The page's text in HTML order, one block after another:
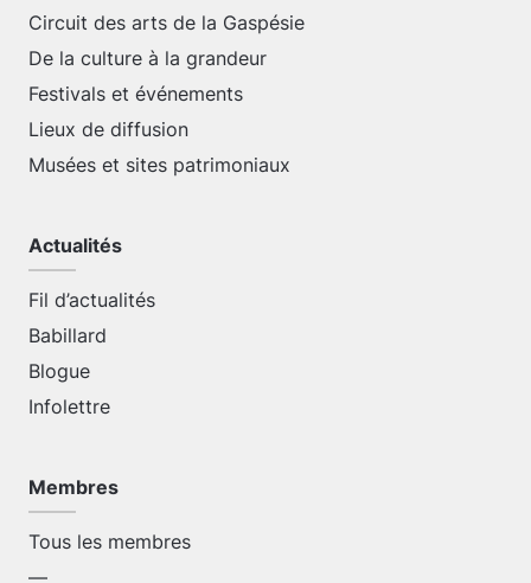
Circuit des arts de la Gaspésie
De la culture à la grandeur
Festivals et événements
Lieux de diffusion
Musées et sites patrimoniaux
Actualités
Fil d’actualités
Babillard
Blogue
Infolettre
Membres
Tous les membres
—